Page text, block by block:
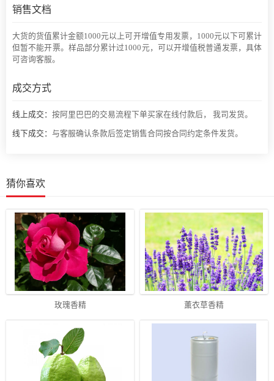
销售文档
大货的货值累计金额1000元以上可开增值专用发票，1000元以下可累计
但暂不能开票。样品部分累计过1000元，可以开增值税普通发票，具体
可咨询客服。
成交方式
线上成交： 按阿里巴巴的交易流程下单买家在线付款后， 我司发货。
线下成交： 与客服确认条款后签定销售合同按合同约定条件发货。
猜你喜欢
玫瑰香精 薰衣草香精